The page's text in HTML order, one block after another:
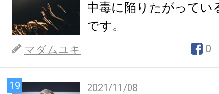
中毒に陥りたがってい
です。
マダムユキ 0
19 2021/11/08